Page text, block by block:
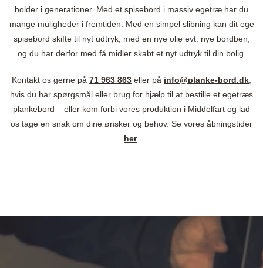
holder i generationer. Med et spisebord i massiv egetræ har du
mange muligheder i fremtiden. Med en simpel slibning kan dit ege
spisebord skifte til nyt udtryk, med en nye olie evt. nye bordben,
og du har derfor med få midler skabt et nyt udtryk til din bolig.
Kontakt os gerne på 71 963 863 eller på info@planke-bord.dk
hvis du har spørgsmål eller brug for hjælp til at bestille et egetræs
plankebord – eller kom forbi vores produktion i Middelfart og lad
os tage en snak om dine ønsker og behov. Se vores åbningstider
her.